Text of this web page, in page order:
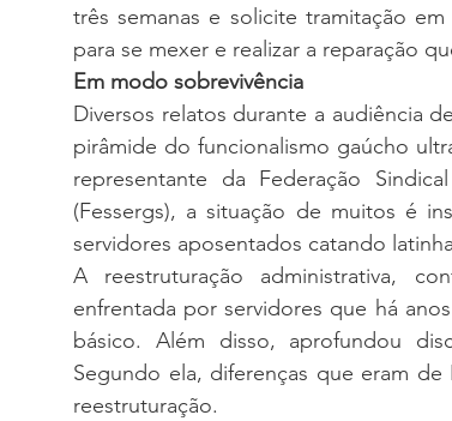
três semanas e solicite tramitação
para se mexer e realizar a reparação
Em modo sobrevivência
Diversos relatos durante a audiência
pirâmide do funcionalismo gaúcho
representante da Federação
(Fessergs), a situação de muitos é
servidores aposentados catando
A reestruturação administrativa,
enfrentada por servidores que há
básico. Além disso, aprofundou
Segundo ela, diferenças que eram de
reestruturação.